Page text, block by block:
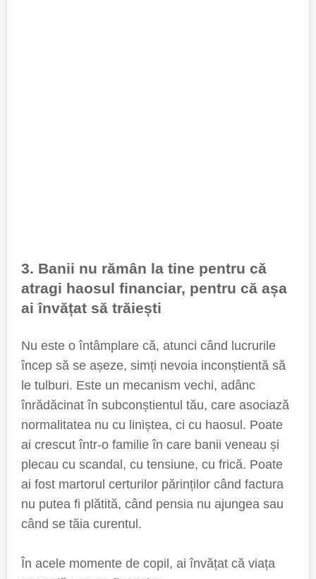
3. Banii nu rămân la tine pentru că
atragi haosul financiar, pentru că așa
ai învățat să trăiești
Nu este o întâmplare că, atunci când lucrurile
încep să se așeze, simți nevoia inconștientă să
le tulburi. Este un mecanism vechi, adânc
înrădăcinat în subconștientul tău, care asociază
normalitatea nu cu liniștea, ci cu haosul. Poate
ai crescut într-o familie în care banii veneau și
plecau cu scandal, cu tensiune, cu frică. Poate
ai fost martorul certurilor părinților când factura
nu putea fi plătită, când pensia nu ajungea sau
când se tăia curentul.
În acele momente de copil, ai învățat că viața